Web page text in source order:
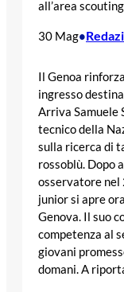
all’area scouting
30 Mag•
Il Genoa
ingresso
Arriva Samuele
tecnico della
sulla ricerca di
rossoblù. Dopo
osservatore nel
junior si apre
Genova. Il suo
competenza al
giovani
domani. A